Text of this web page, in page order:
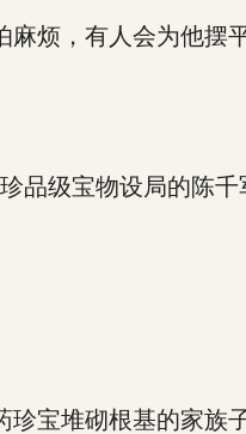
烦，有人会为他摆平
级宝物设局的陈
堆砌根基的家族